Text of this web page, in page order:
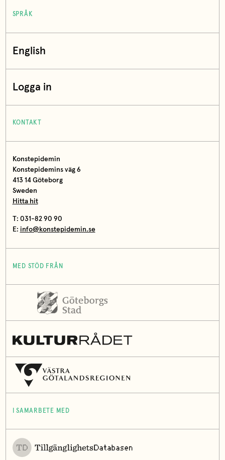
SPRÅK
English
Logga in
KONTAKT
Konstepidemin
Konstepidemins väg 6
413 14 Göteborg
Sweden
Hitta hit
T: 031-82 90 90
E: info@konstepidemin.se
MED STÖD FRÅN
I SAMARBETE MED